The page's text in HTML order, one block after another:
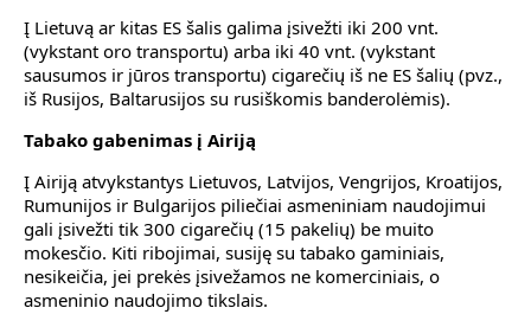
Į Lietuvą ar kitas ES šalis galima įsivežti iki 200 vnt.
(vykstant oro transportu) arba iki 40 vnt. (vykstant
sausumos ir jūros transportu) cigarečių iš ne ES šalių (pvz.,
iš Rusijos, Baltarusijos su rusiškomis banderolėmis).
Tabako gabenimas į Airiją
Į Airiją atvykstantys Lietuvos, Latvijos, Vengrijos, Kroatijos,
Rumunijos ir Bulgarijos piliečiai asmeniniam naudojimui
gali įsivežti tik 300 cigarečių (15 pakelių) be muito
mokesčio. Kiti ribojimai, susiję su tabako gaminiais,
nesikeičia, jei prekės įsivežamos ne komerciniais, o
asmeninio naudojimo tikslais.